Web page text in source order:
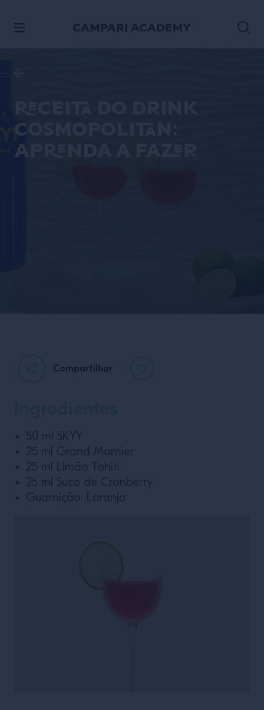
Cosmopolitan:
aprenda a fazer
Compartilhar
50 ml SKYY
25 ml Grand Marnier
25 ml Limão Tahiti
25 ml Suco de Cranberry
Guarnição: Laranja